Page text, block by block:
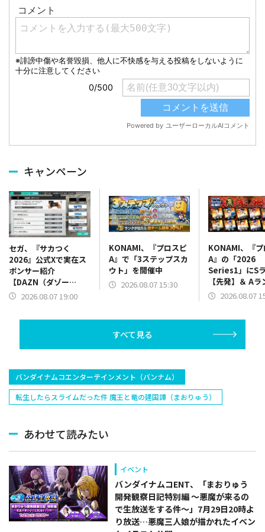
キャンペーン
セガ、『サカつく
2026』公式Xで実在ス
ポンサー紹介
【DAZN（ダゾー
ン）】篇をポスト
2026.08.07 19:00
KONAMI、『プロスピ
A』で「3ステップスカ
ウト」を開催中
2026.08.07 15:30
KONAMI、『
A』の「2026
Series1」にS
【先発】＆ Aラ
【野手】新登
塁手)、持丸泰
捕手)など
2026.08.07
すべて見る
バンダイナムコエンターテインメント（バンナム）
転生したらスライムだった件 魔王と竜の建国譚（まおりゅう）
あわせて読みたい
イベント
バンダイナムコENT、「まおりゅう
開発観察日記特別編 ～悪魔が来るの
で生放送をする件～」7月29日20時よ
り放送…悪魔三人娘が描かれたイベン